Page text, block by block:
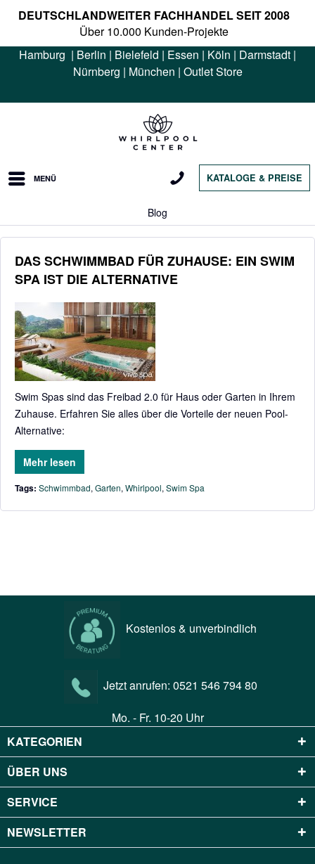
DEUTSCHLANDWEITER FACHHANDEL SEIT 2008
Über 10.000 Kunden-Projekte
Hamburg | Berlin | Bielefeld | Essen | Köln | Darmstadt |
Nürnberg | München | Outlet Store
MENÜ KATALOGE & PREISE
Blog
DAS SCHWIMMBAD FÜR ZUHAUSE: EIN SWIM
SPA IST DIE ALTERNATIVE
Swim Spas sind das Freibad 2.0 für Haus oder Garten in Ihrem
Zuhause. Erfahren Sie alles über die Vorteile der neuen Pool-
Alternative:
Mehr lesen
Tags: Schwimmbad, Garten, Whirlpool, Swim Spa
Kostenlos & unverbindlich
Jetzt anrufen: 0521 546 794 80
Mo. - Fr. 10-20 Uhr
KATEGORIEN
ÜBER UNS
SERVICE
NEWSLETTER